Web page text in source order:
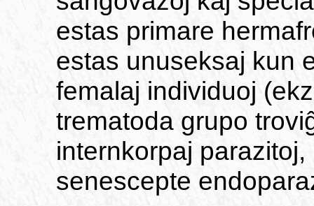
estas primare
estas unuseksaj kun
femalaj individuoj
trematoda grupo
internkorpaj
senescepte